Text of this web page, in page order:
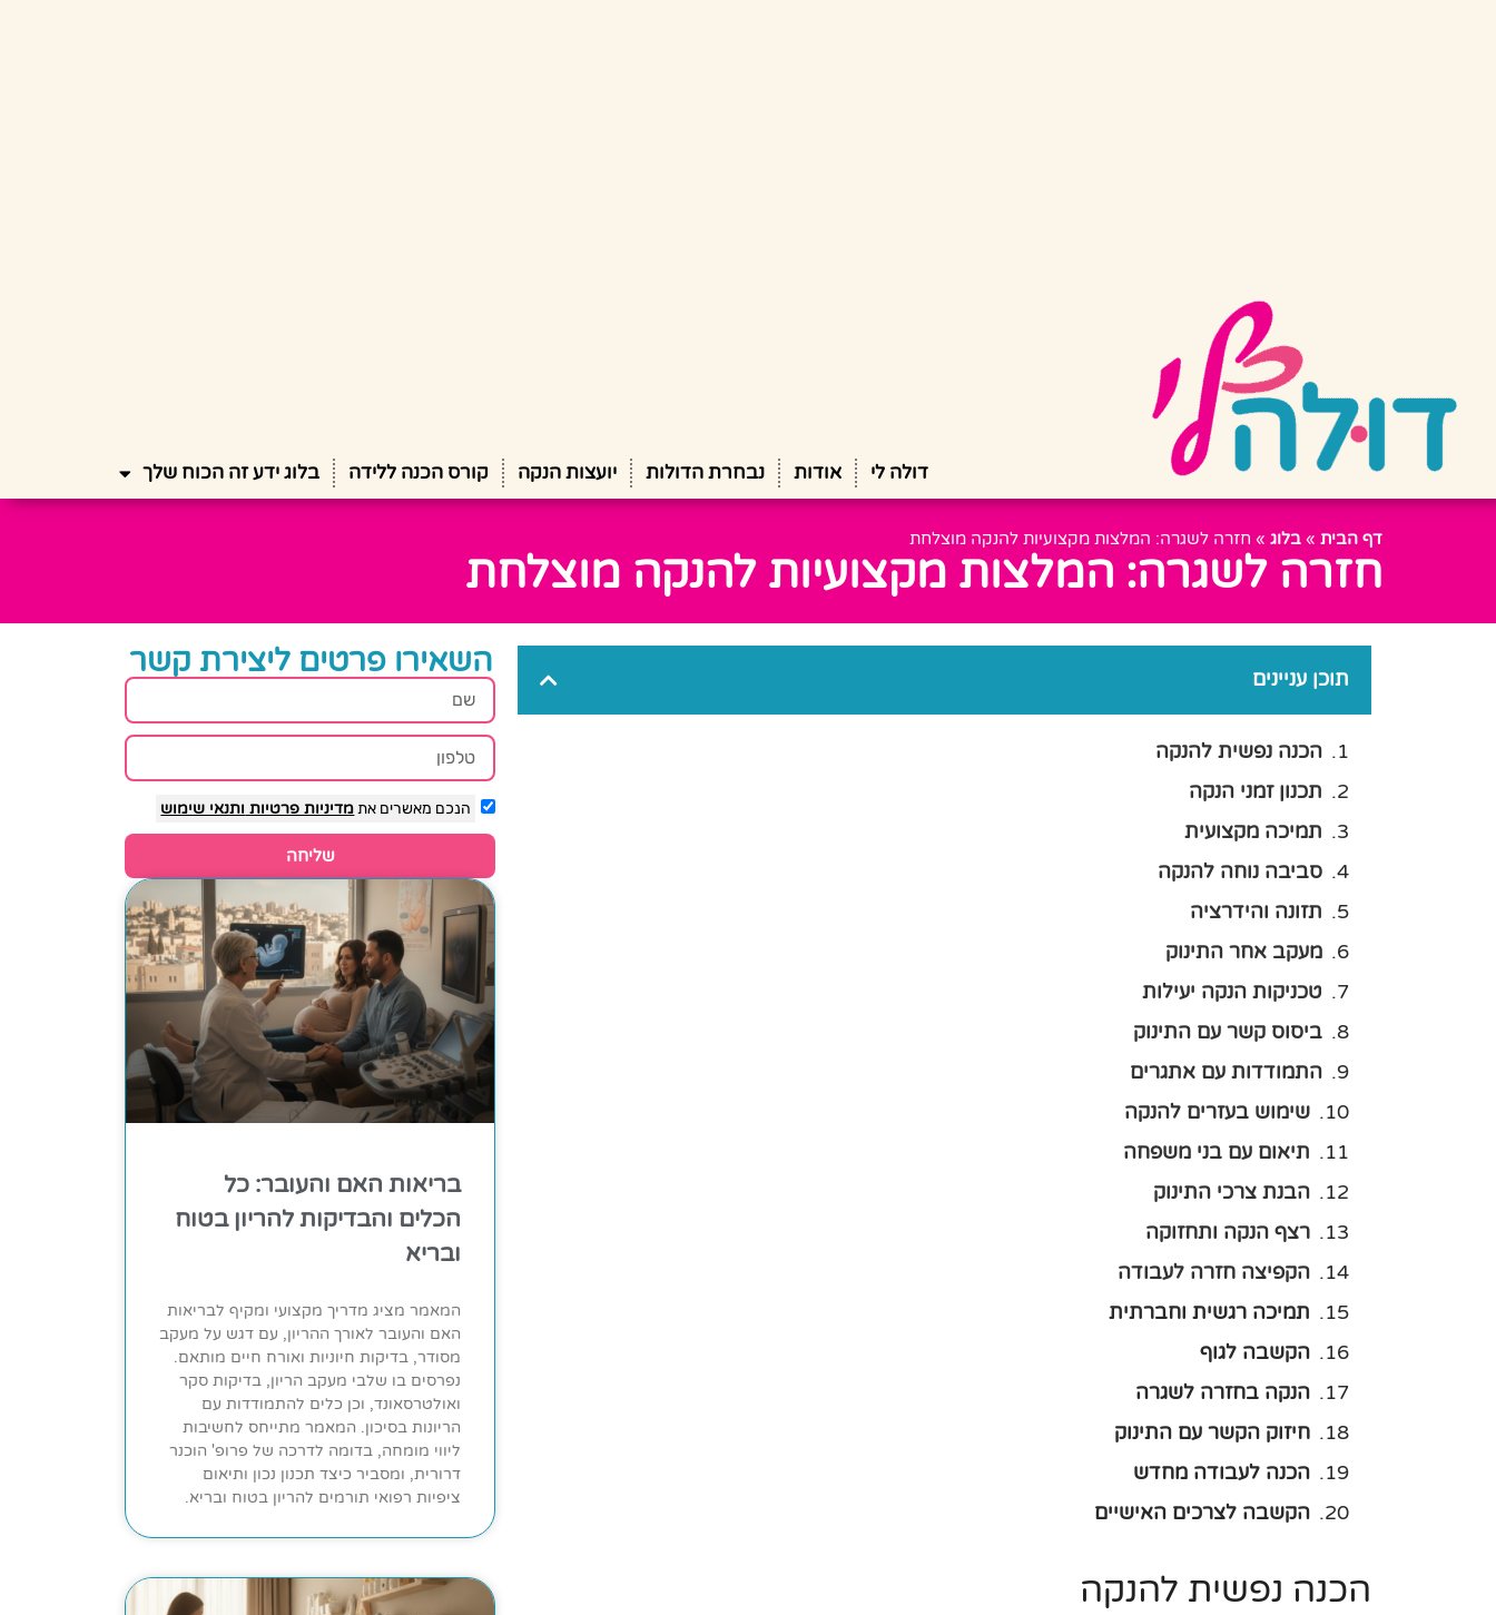
דולה לי אודות נבחרת הדולות יועצות הנקה קורס הכנה ללידה בלוג ידע זה הכוח שלך
דף הבית » בלוג » חזרה לשגרה: המלצות מקצועיות להנקה מוצלחת
חזרה לשגרה: המלצות מקצועיות להנקה מוצלחת
תוכן עניינים
הכנה נפשית להנקה
תכנון זמני הנקה
תמיכה מקצועית
סביבה נוחה להנקה
תזונה והידרציה
מעקב אחר התינוק
טכניקות הנקה יעילות
ביסוס קשר עם התינוק
התמודדות עם אתגרים
שימוש בעזרים להנקה
תיאום עם בני משפחה
הבנת צרכי התינוק
רצף הנקה ותחזוקה
הקפיצה חזרה לעבודה
תמיכה רגשית וחברתית
הקשבה לגוף
הנקה בחזרה לשגרה
חיזוק הקשר עם התינוק
הכנה לעבודה מחדש
הקשבה לצרכים האישיים
הכנה נפשית להנקה
השאירו פרטים ליצירת קשר
הנכם מאשרים אתמדיניות פרטיות ותנאי שימוש
שליחה
בריאות האם והעובר: כל
הכלים והבדיקות להריון בטוח
ובריא
המאמר מציג מדריך מקצועי ומקיף לבריאות
האם והעובר לאורך ההריון, עם דגש על מעקב
מסודר, בדיקות חיוניות ואורח חיים מותאם.
נפרסים בו שלבי מעקב הריון, בדיקות סקר
ואולטרסאונד, וכן כלים להתמודדות עם
הריונות בסיכון. המאמר מתייחס לחשיבות
ליווי מומחה, בדומה לדרכה של פרופ' הוכנר
דרורית, ומסביר כיצד תכנון נכון ותיאום
ציפיות רפואי תורמים להריון בטוח ובריא.